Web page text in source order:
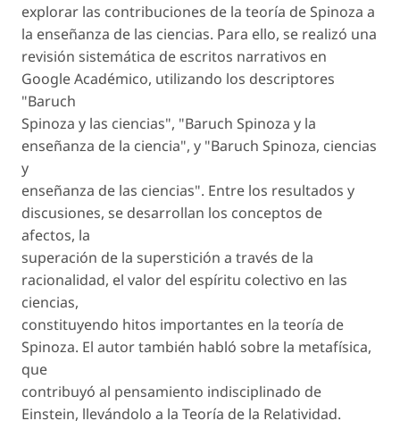
explorar las contribuciones de la teoría de Spinoza a
la enseñanza de las ciencias. Para ello, se realizó una
revisión sistemática de escritos narrativos en
Google Académico, utilizando los descriptores
"Baruch
Spinoza y las ciencias", "Baruch Spinoza y la
enseñanza de la ciencia", y "Baruch Spinoza, ciencias
y
enseñanza de las ciencias". Entre los resultados y
discusiones, se desarrollan los conceptos de
afectos, la
superación de la superstición a través de la
racionalidad, el valor del espíritu colectivo en las
ciencias,
constituyendo hitos importantes en la teoría de
Spinoza. El autor también habló sobre la metafísica,
que
contribuyó al pensamiento indisciplinado de
Einstein, llevándolo a la Teoría de la Relatividad.